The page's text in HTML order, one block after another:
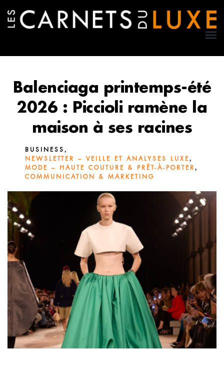
Balenciaga printemps-été
2026 : Piccioli ramène la
maison à ses racines
BUSINESS ,
NEWSLETTER – VEILLE ET ANALYSES LUXE,
MODE – HAUTE COUTURE & PRÊT-À-PORTER ,
COMMUNICATION & MARKETING